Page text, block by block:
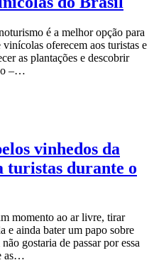
é a melhor opção para
oferecem aos turistas e
as plantações e descobrir
–…
vinhedos da
turistas durante o
momento ao ar livre, tirar
e ainda bater um papo sobre
gostaria de passar por essa
as…